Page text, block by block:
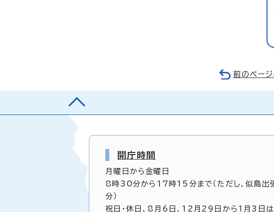
前のペー
開庁時間
月曜日から金曜日
8時30分から17時15分まで（ただし、似島
分）
祝日・休日、8月6日、12月29日から1月3日